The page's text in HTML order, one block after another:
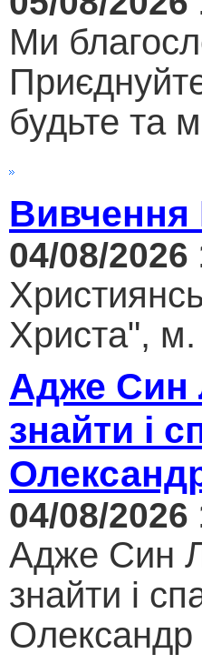
Ми
будьте та
Вивчення
04/08/2026
Христа", м.
Адже Син
знайти і
04/08/2026
Адже Син
знайти і